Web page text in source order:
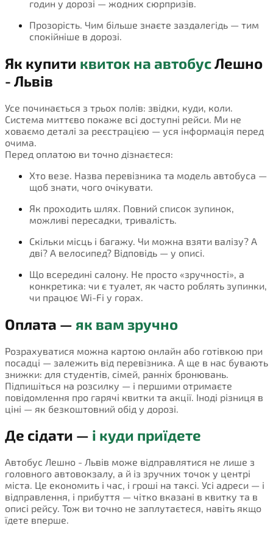
годин у дорозі — жодних сюрпризів.
Прозорість. Чим більше знаєте заздалегідь — тим
спокійніше в дорозі.
Як купити квиток на автобусЛешно
- Львів
Усе починається з трьох полів: звідки, куди, коли.
Система миттєво покаже всі доступні рейси. Ми не
ховаємо деталі за реєстрацією — уся інформація перед
очима.
Перед оплатою ви точно дізнаєтеся:
Хто везе. Назва перевізника та модель автобуса —
щоб знати, чого очікувати.
Як проходить шлях. Повний список зупинок,
можливі пересадки, тривалість.
Скільки місць і багажу. Чи можна взяти валізу? А
дві? А велосипед? Відповідь — у описі.
Що всередині салону. Не просто «зручності», а
конкретика: чи є туалет, як часто роблять зупинки,
чи працює Wi-Fi у горах.
Оплата — як вам зручно
Розрахуватися можна картою онлайн або готівкою при
посадці — залежить від перевізника. А ще в нас бувають
знижки: для студентів, сімей, ранніх бронювань.
Підпишіться на розсилку — і першими отримаєте
повідомлення про гарячі квитки та акції. Іноді різниця в
ціні — як безкоштовний обід у дорозі.
Де сідати — і куди приїдете
Автобус Лешно - Львів може відправлятися не лише з
головного автовокзалу, а й із зручних точок у центрі
міста. Це економить і час, і гроші на таксі. Усі адреси — і
відправлення, і прибуття — чітко вказані в квитку та в
описі рейсу. Тож ви точно не заплутаєтеся, навіть якщо
їдете вперше.